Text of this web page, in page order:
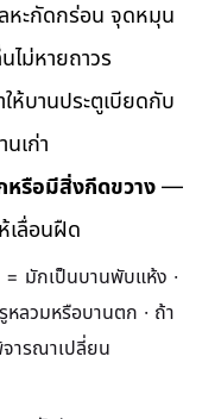
หะกัดกร่อน จุดหมุน
ไม่หายถาวร
ห้บานประตูเบียดกับ
เก่า
หรือมีสิ่งกีดขวาง —
เลื่อนฝืด
= มักเป็นบานพับแห้ง ·
ลวมหรือบานตก · ถ้า
ารณาเปลี่ยน